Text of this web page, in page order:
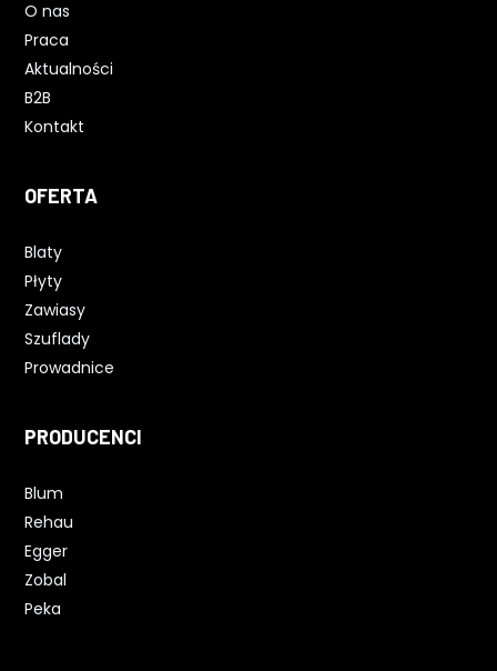
O nas
Praca
Aktualności
B2B
Kontakt
OFERTA
Blaty
Płyty
Zawiasy
Szuflady
Prowadnice
PRODUCENCI
Blum
Rehau
Egger
Zobal
Peka